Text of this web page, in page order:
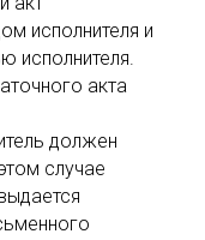
исполнителя и
исполнителя.
акта
должен
случае